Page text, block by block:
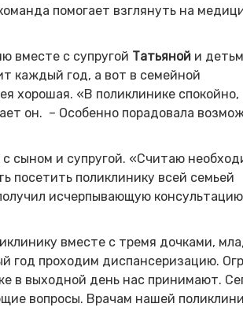
помогает взглянуть на
вместе с супругой Татьянойи
каждый год, а вот в семейной
хорошая. «В поликлинике спокойно,
он. – Особенно порадовала
сыном и супругой. «Считаю
посетить поликлинику всей семьей
исчерпывающую
вместе с тремя дочками,
год проходим диспансеризацию.
в выходной день нас принимают.
вопросы. Врачам нашей